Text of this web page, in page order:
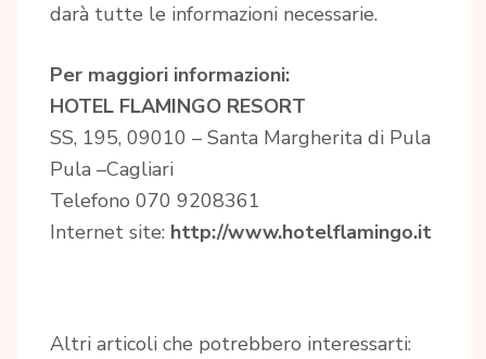
darà tutte le informazioni necessarie.
Per maggiori informazioni:
HOTEL FLAMINGO RESORT
SS, 195, 09010 – Santa Margherita di Pula
Pula –Cagliari
Telefono 070 9208361
Internet site: http://www.hotelflamingo.it
Altri articoli che potrebbero interessarti: